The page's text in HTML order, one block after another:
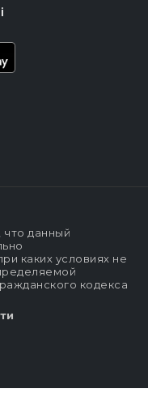
данный
каких условиях не
кодекса